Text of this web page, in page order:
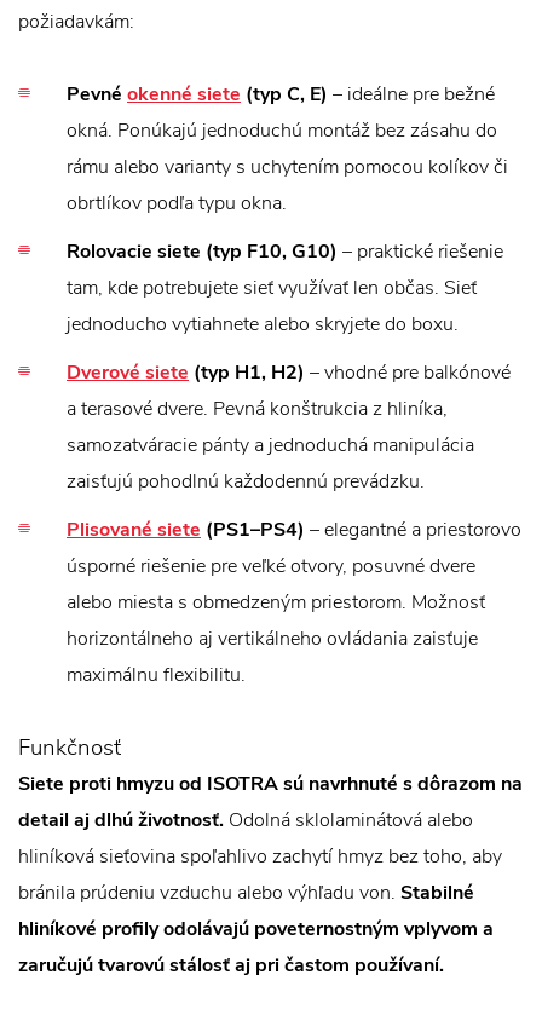
požiadavkám:
Pevné okenné siete (typ C, E) – ideálne pre bežné
okná. Ponúkajú jednoduchú montáž bez zásahu do
rámu alebo varianty s uchytením pomocou kolíkov či
obrtlíkov podľa typu okna.
Rolovacie siete (typ F10, G10) – praktické riešenie
tam, kde potrebujete sieť využívať len občas. Sieť
jednoducho vytiahnete alebo skryjete do boxu.
Dverové siete (typ H1, H2) – vhodné pre balkónové
a terasové dvere. Pevná konštrukcia z hliníka,
samozatváracie pánty a jednoduchá manipulácia
zaisťujú pohodlnú každodennú prevádzku.
Plisované siete (PS1–PS4) – elegantné a priestorovo
úsporné riešenie pre veľké otvory, posuvné dvere
alebo miesta s obmedzeným priestorom. Možnosť
horizontálneho aj vertikálneho ovládania zaisťuje
maximálnu flexibilitu.
Funkčnosť
Siete proti hmyzu od ISOTRA sú navrhnuté s dôrazom na
detail aj dlhú životnosť. Odolná sklolaminátová alebo
hliníková sieťovina spoľahlivo zachytí hmyz bez toho, aby
bránila prúdeniu vzduchu alebo výhľadu von. Stabilné
hliníkové profily odolávajú poveternostným vplyvom a
zaručujú tvarovú stálosť aj pri častom používaní.